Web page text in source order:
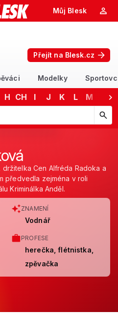
Můj Blesk
Přejít na Blesk.cz
Modelky
H CH I J K L M
a nahoru procházejte návrhy,
Cen Alfréda Radoka a
předvedla zejména v roli
Kriminálka Anděl.
ZNAMENÍ
Vodnář
PROFESE
herečka, flétnistka,
zpěvačka